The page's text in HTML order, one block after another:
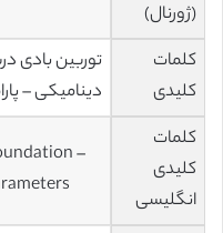
(ژورنال)
کلمات
کلیدی
توربین بادی
دینامیکی –
کلمات
کلیدی
انگلیسی
–